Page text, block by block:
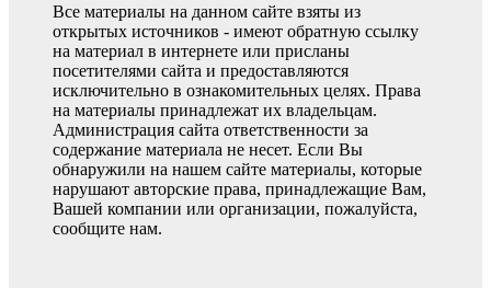
Все материалы на данном сайте взяты из
открытых источников - имеют обратную ссылку
на материал в интернете или присланы
посетителями сайта и предоставляются
исключительно в ознакомительных целях. Права
на материалы принадлежат их владельцам.
Администрация сайта ответственности за
содержание материала не несет. Если Вы
обнаружили на нашем сайте материалы, которые
нарушают авторские права, принадлежащие Вам,
Вашей компании или организации, пожалуйста,
сообщите нам.